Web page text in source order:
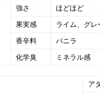
強さ
ほどほど
果実感
ライム、グレ
香辛料
バニラ
化学臭
ミネラル感
ア